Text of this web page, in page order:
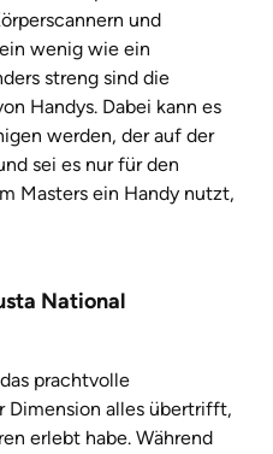
und
wenig wie ein
streng sind die
Handys. Dabei kann es
werden, der auf der
sei es nur für den
Masters ein Handy nutzt,
National
prachtvolle
Dimension alles übertrifft,
erlebt habe. Während